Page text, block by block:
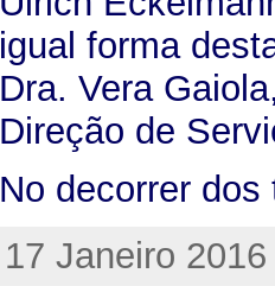
igual forma
Dra. Vera
Direção de
No decorrer
17 Janeiro